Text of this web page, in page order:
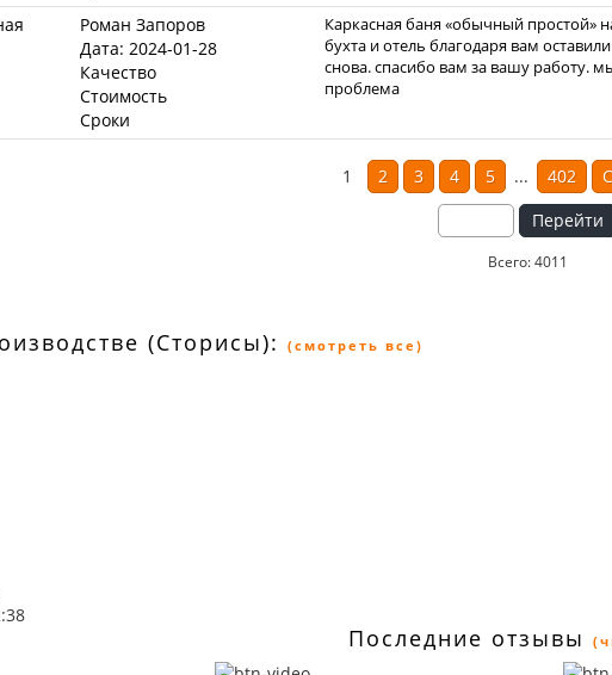
Роман Запоров
Дата: 2024-01-28
Качество
Стоимость
Сроки
Каркасная баня «обычный простой»
бухта и отель благодаря вам
снова. спасибо вам за вашу работу.
проблема
1 2 3 4 5 ... 402
Перейти
Всего: 4011
(Сторисы): (смотреть все)
Последние отзывы